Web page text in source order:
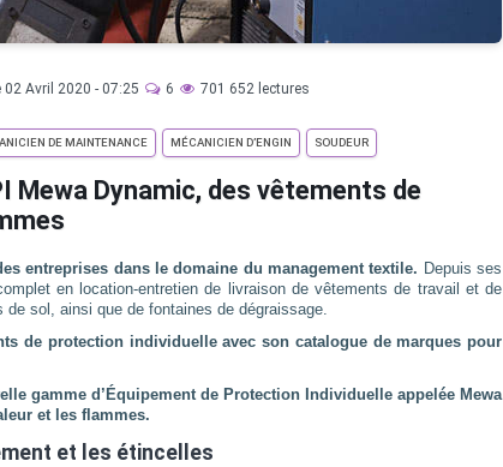
02 Avril 2020 - 07:25 6 701 652 lectures
DE MAINTENANCE MÉCANICIEN D’ENGIN SOUDEUR
Mewa Dynamic, des vêtements de
entreprises dans le domaine du management textile. Depuis ses
en location-entretien de livraison de vêtements de travail et de
sol, ainsi que de fontaines de dégraissage.
de protection individuelle avec son catalogue de marques pour
gamme d’Équipement de Protection Individuelle appelée Mewa
et les flammes.
et les étincelles